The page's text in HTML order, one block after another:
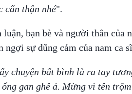
cẩn thận nhé".
bạn bè và người thân của
ngợi sự dũng cảm của nam ca
chuyện bất bình là ra tay
gan ghê á. Mừng vì tên